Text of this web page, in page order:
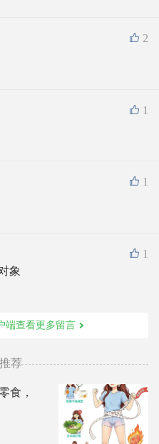
2
1
1
1
象
端查看更多留言
荐
食，